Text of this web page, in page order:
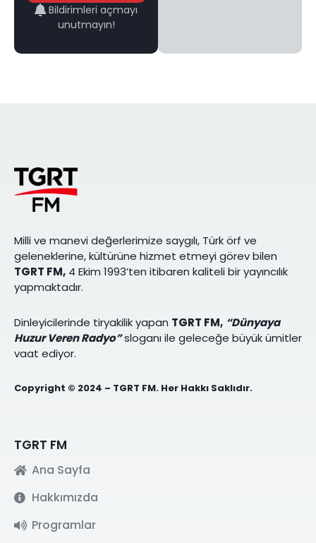
Bildirimleri açmayı
unutmayın!
Milli ve manevi değerlerimize saygılı, Türk örf ve
geleneklerine, kültürüne hizmet etmeyi görev bilen
TGRT FM, 4 Ekim 1993’ten itibaren kaliteli bir yayıncılık
yapmaktadır.
Dinleyicilerinde tiryakilik yapan TGRT FM, “Dünyaya
Huzur Veren Radyo”sloganı ile geleceğe büyük ümitler
vaat ediyor.
Copyright © 2024 – TGRT FM. Her Hakkı Saklıdır.
TGRT FM
Ana Sayfa
Hakkımızda
Programlar